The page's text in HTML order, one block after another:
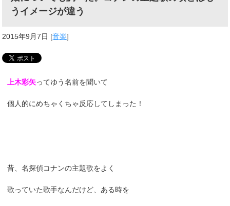
うイメージが違う
2015年9月7日 [音楽]
上木彩矢ってゆう名前を聞いて
個人的にめちゃくちゃ反応してしまった！
昔、名探偵コナンの主題歌をよく
歌っていた歌手なんだけど、ある時を